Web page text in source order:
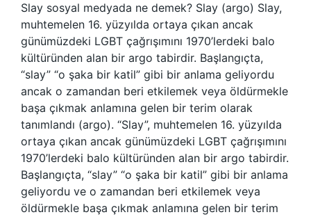
Slay sosyal medyada ne demek? Slay (argo) Slay,
muhtemelen 16. yüzyılda ortaya çıkan ancak
günümüzdeki LGBT çağrışımını 1970’lerdeki balo
kültüründen alan bir argo tabirdir. Başlangıçta,
“slay” “o şaka bir katil” gibi bir anlama geliyordu
ancak o zamandan beri etkilemek veya öldürmekle
başa çıkmak anlamına gelen bir terim olarak
tanımlandı (argo). “Slay”, muhtemelen 16. yüzyılda
ortaya çıkan ancak günümüzdeki LGBT çağrışımını
1970’lerdeki balo kültüründen alan bir argo tabirdir.
Başlangıçta, “slay” “o şaka bir katil” gibi bir anlama
geliyordu ve o zamandan beri etkilemek veya
öldürmekle başa çıkmak anlamına gelen bir terim